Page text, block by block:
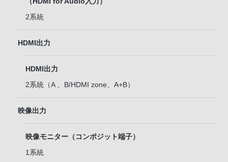
2系統
HDMI出力
HDMI出力
2系統（A 、B/HDMI zone、A+B）
映像出力
映像モニター（コンポジット端子）
1系統